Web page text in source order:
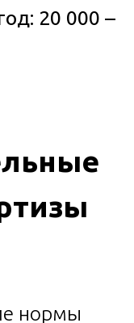
20 000 –
нормы